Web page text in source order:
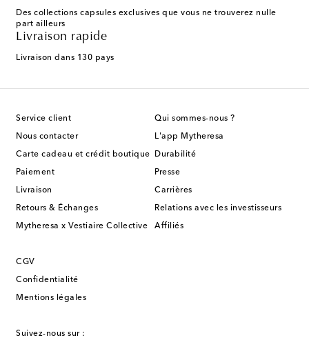
Des collections capsules exclusives que vous ne trouverez nulle
part ailleurs
Livraison rapide
Livraison dans 130 pays
Service client
Nous contacter
Carte cadeau et crédit boutique
Paiement
Livraison
Retours & Échanges
Mytheresa x Vestiaire Collective
Qui sommes-nous ?
L'app Mytheresa
Durabilité
Presse
Carrières
Relations avec les investisseurs
Affiliés
CGV
Confidentialité
Mentions légales
Suivez-nous sur :